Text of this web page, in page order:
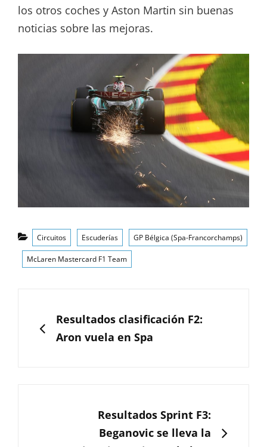
los otros coches y Aston Martin sin buenas
noticias sobre las mejoras.
Categorías
Circuitos Escuderías GP Bélgica (Spa-Francorchamps)
McLaren Mastercard F1 Team
entradas
ANTERIOR
Resultados clasificación F2:
Aron vuela en Spa
Resultados Sprint F3:
Beganovic se lleva la